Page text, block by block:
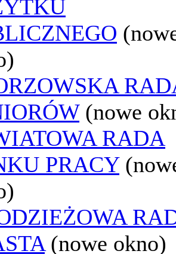
(nowe
RADA
PRACY
(nowe okno)